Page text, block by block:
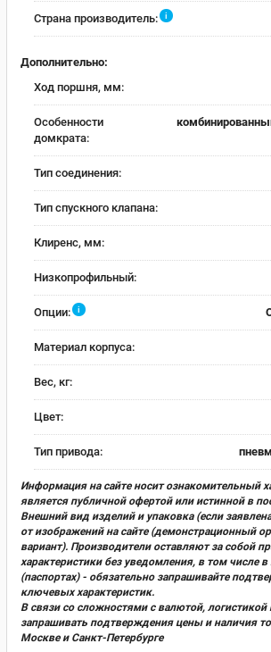
Страна производитель: i
Дополнительно:
Ход поршня, мм:
Особенности
домкрата:
Тип соединения:
Тип спускного клапана:
Клиренс, мм:
Низкопрофильный:
Опции: i
Материал корпуса:
Вес, кг:
Цвет:
Тип привода:
Информация на сайте носит ознакомительный
является публичной офертой или истинной в
Внешний вид изделий и упаковка (если
от изображений на сайте (демонстрационный
вариант). Производители оставляют за собой
характеристики без уведомления, в том числе в
(паспортах) - обязательно запрашивайте
ключевых характеристик.
В связи со сложностями с валютой,
запрашивать подтверждения цены и наличия
Москве и Санкт-Петербурге